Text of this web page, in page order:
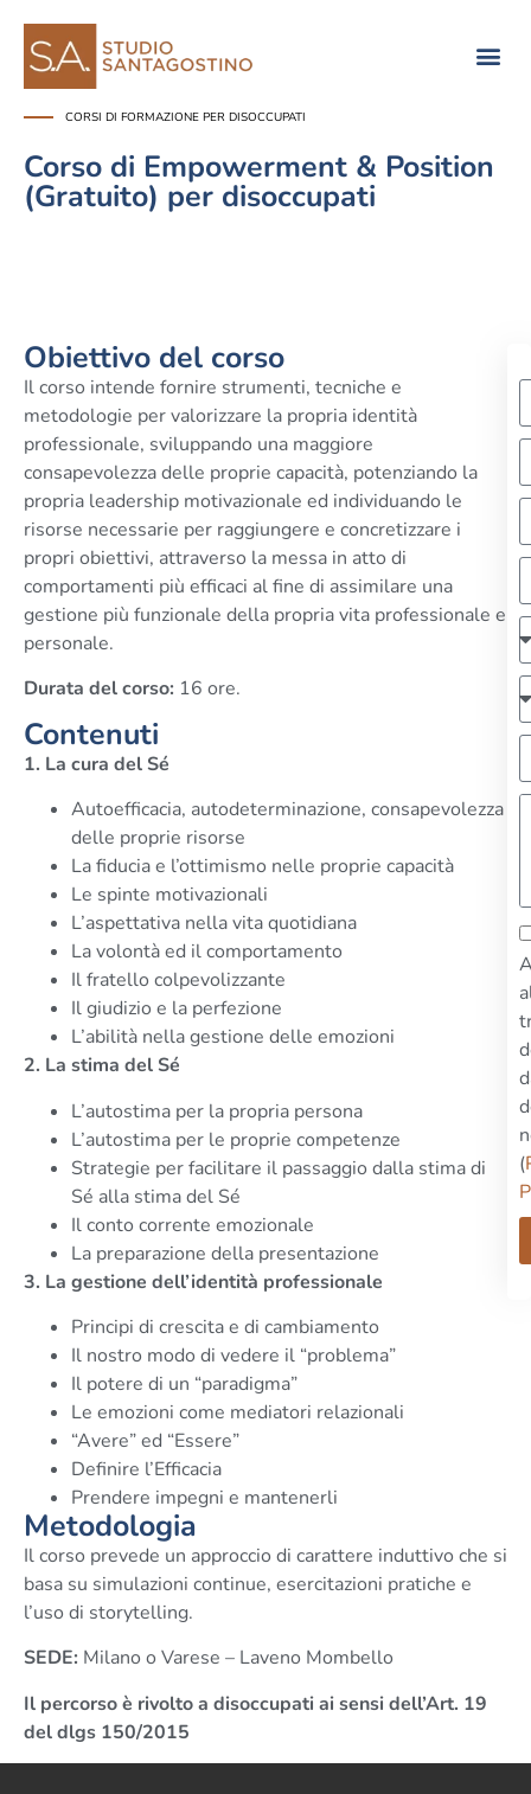
CORSI DI FORMAZIONE PER DISOCCUPATI
Corso di Empowerment & Position
(Gratuito) per disoccupati
Obiettivo del corso
Il corso intende fornire strumenti, tecniche e
metodologie per valorizzare la propria identità
professionale, sviluppando una maggiore
consapevolezza delle proprie capacità, potenziando la
propria leadership motivazionale ed individuando le
risorse necessarie per raggiungere e concretizzare i
propri obiettivi, attraverso la messa in atto di
comportamenti più efficaci al fine di assimilare una
gestione più funzionale della propria vita professionale e
personale.
Durata del corso: 16 ore.
Contenuti
1. La cura del Sé
Autoefficacia, autodeterminazione, consapevolezza
delle proprie risorse
La fiducia e l’ottimismo nelle proprie capacità
Le spinte motivazionali
L’aspettativa nella vita quotidiana
La volontà ed il comportamento
Il fratello colpevolizzante
Il giudizio e la perfezione
L’abilità nella gestione delle emozioni
2. La stima del Sé
L’autostima per la propria persona
L’autostima per le proprie competenze
Strategie per facilitare il passaggio dalla stima di
Sé alla stima del Sé
Il conto corrente emozionale
La preparazione della presentazione
3. La gestione dell’identità professionale
Principi di crescita e di cambiamento
Il nostro modo di vedere il “problema”
Il potere di un “paradigma”
Le emozioni come mediatori relazionali
“Avere” ed “Essere”
Definire l’Efficacia
Prendere impegni e mantenerli
Metodologia
Il corso prevede un approccio di carattere induttivo che si
basa su simulazioni continue, esercitazioni pratiche e
l’uso di storytelling.
SEDE: Milano o Varese – Laveno Mombello
Il percorso è rivolto a disoccupati ai sensi dell’Art. 19
del dlgs 150/2015
(